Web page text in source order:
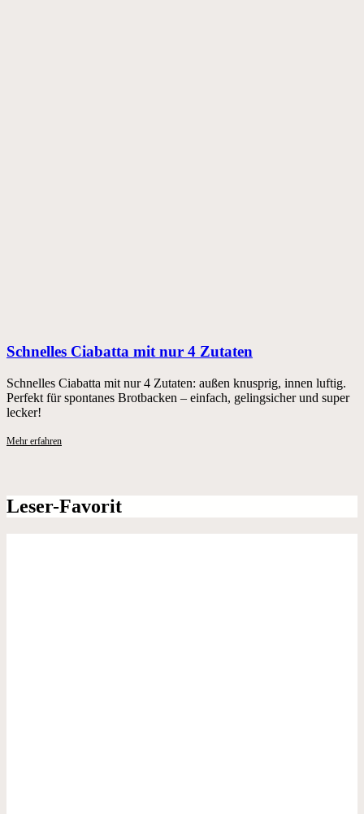
Schnelles Ciabatta mit nur 4 Zutaten
Schnelles Ciabatta mit nur 4 Zutaten: außen knusprig, innen luftig.
Perfekt für spontanes Brotbacken – einfach, gelingsicher und super
lecker!
Mehr erfahren
Leser-Favorit